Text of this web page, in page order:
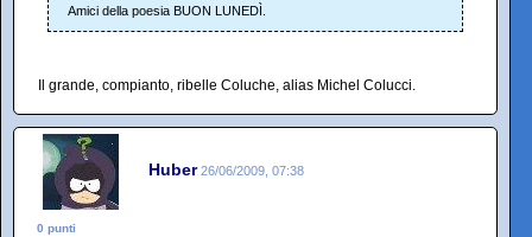
Amici della poesia BUON LUNEDÌ.
Il grande, compianto, ribelle Coluche, alias Michel Colucci.
Huber 26/06/2009, 07:38
0 punti